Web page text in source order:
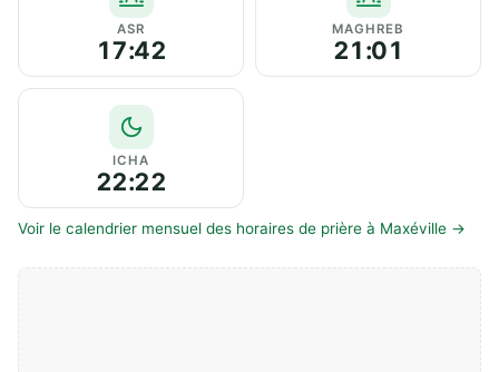
ASR
17:42
MAGHREB
21:01
ICHA
22:22
Voir le calendrier mensuel des horaires de prière à Maxéville →